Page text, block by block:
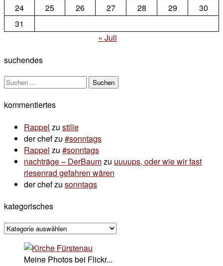
24
25 26 27 28 29
30
31
« Juli
suchendes
Suchen
kommentiertes
Rappel zu stille
der chefzu #sonntags
Rappel zu #sonntags
nachträge – DerBaumzu uuuups, oder wie wir fast
riesenrad gefahren wären
der chefzu sonntags
kategorisches
kategorisches
Meine Photos bei Flickr...